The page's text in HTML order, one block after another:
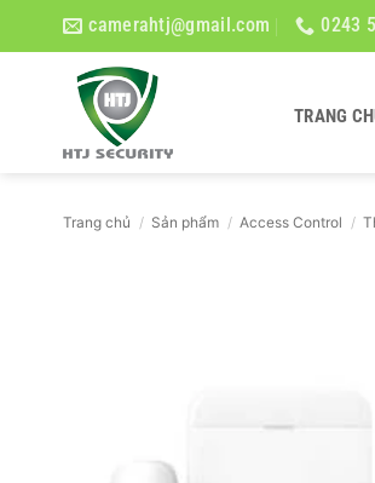
camerahtj@gmail.com 0243
TRANG
Trang chủ / Sản phẩm / Access Control /